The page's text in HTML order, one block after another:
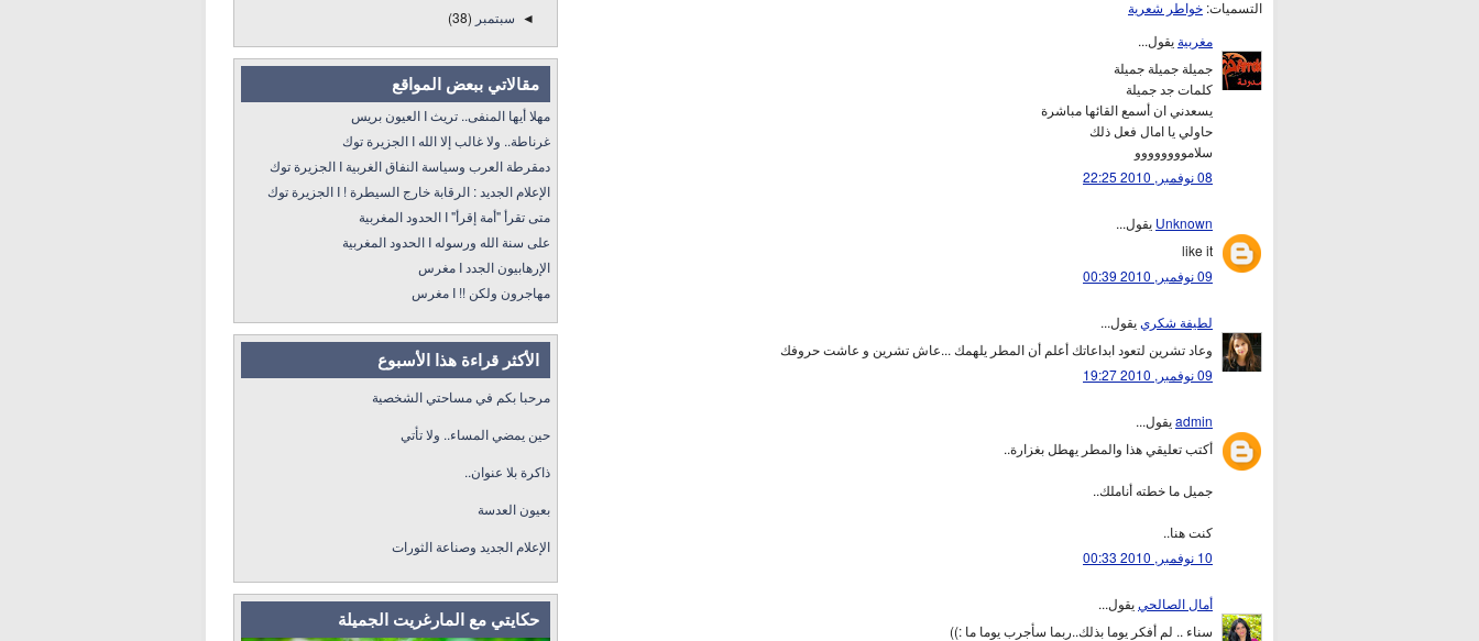
التسميات: خواطر شعرية
مغربيةيقول...
جميلة جميلة جميلة
كلمات جد جميلة
يسعدني ان أسمع القائها مباشرة
حاولي يا امال فعل ذلك
سلاموووووووو
08 نوفمبر, 2010 22:25
Unknown يقول...
like it
09 نوفمبر, 2010 00:39
لطيفة شكرييقول...
وعاد تشرين لتعود ابداعاتك أعلم أن المطر يلهمك ...عاش تشرين و عاشت حروفك
09 نوفمبر, 2010 19:27
adminيقول...
أكتب تعليقي هذا والمطر يهطل بغزارة..
جميل ما خطته أناملك..
كنت هنا..
10 نوفمبر, 2010 00:33
أمال الصالحييقول...
سناء .. لم أفكر يوما بذلك..ربما سأجرب يوما ما :))
◄ سبتمبر (38)
مقالاتي ببعض المواقع
مهلا أيها المنفى.. تريث I العيون بريس
غرناطة.. ولا غالب إلا الله I الجزيرة توك
دمقرطة العرب وسياسة النفاق الغربية I الجزيرة توك
الإعلام الجديد : الرقابة خارج السيطرة ! I الجزيرة توك
متى تقرأ "أمة إقرأ" I الحدود المغربية
على سنة الله ورسوله I الحدود المغربية
الإرهابيون الجدد I مغرس
مهاجرون ولكن !! I مغرس
الأكثر قراءة هذا الأسبوع
مرحبا بكم في مساحتي الشخصية
حين يمضي المساء.. ولا تأتي
ذاكرة بلا عنوان..
بعيون العدسة
الإعلام الجديد وصناعة الثورات
حكايتي مع المارغريت الجميلة